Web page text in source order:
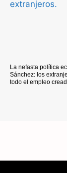
La nefasta política
Sánchez: los
todo el empleo